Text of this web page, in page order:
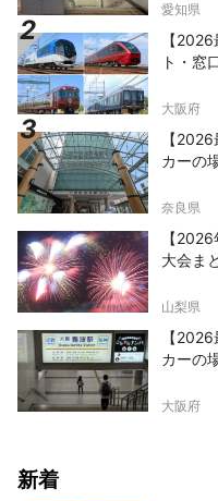
愛知県
【
ト・窓
大阪府
【
カーの
奈良県
【
大会ま
山梨県
【
カーの
大阪府
新着